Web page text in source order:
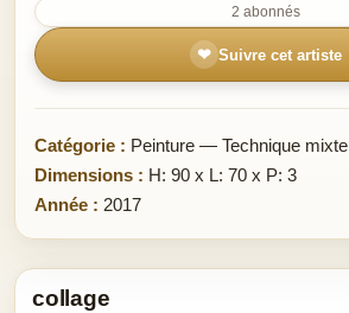
2 abonnés
❤ Suivre cet artiste
Catégorie : Peinture — Technique mixte
Dimensions : H: 90 x L: 70 x P: 3
Année : 2017
collage